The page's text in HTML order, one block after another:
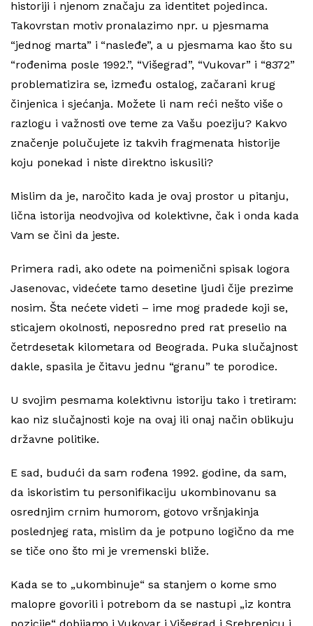
historiji i njenom značaju za identitet pojedinca.
Takovrstan motiv pronalazimo npr. u pjesmama
“jednog marta” i “nasleđe”, a u pjesmama kao što su
“rođenima posle 1992.”, “Višegrad”, “Vukovar” i “8372”
problematizira se, između ostalog, začarani krug
činjenica i sjećanja. Možete li nam reći nešto više o
razlogu i važnosti ove teme za Vašu poeziju? Kakvo
značenje polučujete iz takvih fragmenata historije
koju ponekad i niste direktno iskusili?
Mislim da je, naročito kada je ovaj prostor u pitanju,
lična istorija neodvojiva od kolektivne, čak i onda kada
Vam se čini da jeste.
Primera radi, ako odete na poimenični spisak logora
Jasenovac, videćete tamo desetine ljudi čije prezime
nosim. Šta nećete videti – ime mog pradede koji se,
sticajem okolnosti, neposredno pred rat preselio na
četrdesetak kilometara od Beograda. Puka slučajnost
dakle, spasila je čitavu jednu “granu” te porodice.
U svojim pesmama kolektivnu istoriju tako i tretiram:
kao niz slučajnosti koje na ovaj ili onaj način oblikuju
državne politike.
E sad, budući da sam rođena 1992. godine, da sam,
da iskoristim tu personifikaciju ukombinovanu sa
osrednjim crnim humorom, gotovo vršnjakinja
poslednjeg rata, mislim da je potpuno logično da me
se tiče ono što mi je vremenski bliže.
Kada se to „ukombinuje“ sa stanjem o kome smo
malopre govorili i potrebom da se nastupi „iz kontra